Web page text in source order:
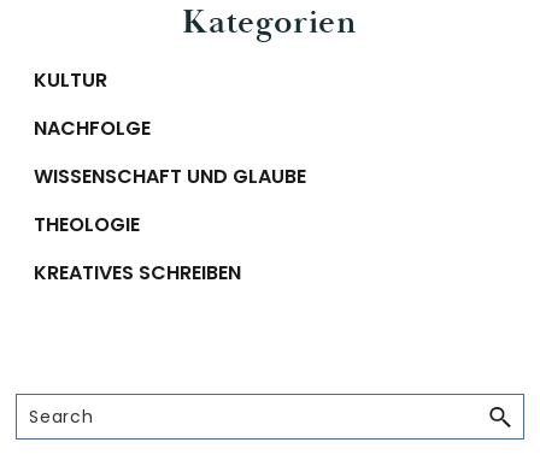
SidebarKategorien
KULTUR
NACHFOLGE
WISSENSCHAFT UND GLAUBE
THEOLOGIE
KREATIVES SCHREIBEN
Search